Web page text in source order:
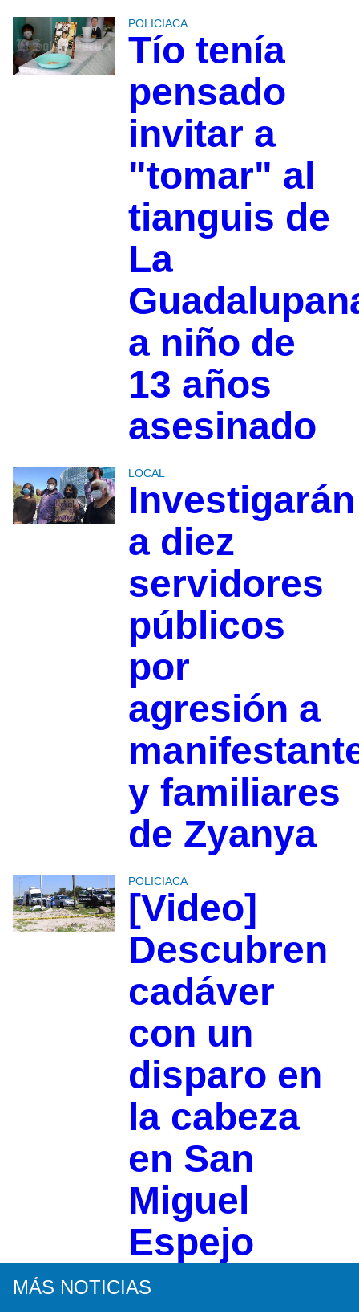
POLICIACA
Tío tenía
pensado
invitar a
"tomar" al
tianguis de
La
a niño de
13 años
asesinado
LOCAL
Investigarán
a diez
servidores
públicos
por
agresión a
y familiares
de Zyanya
POLICIACA
[Video]
Descubren
cadáver
con un
disparo en
la cabeza
en San
Miguel
Espejo
MÁS NOTICIAS